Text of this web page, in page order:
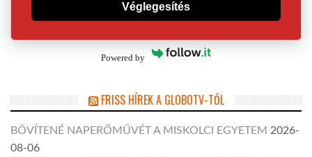
Véglegesítés
Powered by
FRISS HÍREK A GLOBOTV-TŐL
BŐVÍTENÉ NAPERŐMŰVÉT A MISKOLCI EGYETEM 2026-
08-06